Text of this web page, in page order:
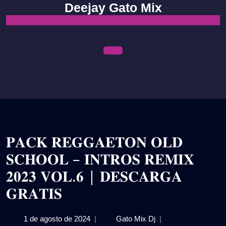
content
Deejay Gato Mix
𝐏𝐀𝐂𝐊 𝐑𝐄𝐆𝐆𝐀𝐄𝐓𝐎𝐍 𝐎𝐋𝐃
𝐒𝐂𝐇𝐎𝐎𝐋 – 𝐈𝐍𝐓𝐑𝐎𝐒 𝐑𝐄𝐌𝐈𝐗
𝟐𝟎𝟐𝟑 𝐕𝐎𝐋.𝟔 | 𝐃𝐄𝐒𝐂𝐀𝐑𝐆𝐀
𝐆𝐑𝐀𝐓𝐈𝐒
1 de agosto de 20241 | Gato Mix Dj𝐏𝐀𝐂𝐊
|